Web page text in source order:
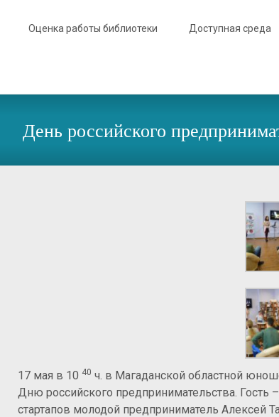
Оценка работы библиотеки Доступная среда
День российского
17 мая в 10 40 ч. в Магаданской областной
Дню российского предпринимательства. Гость
стартапов молодой предприниматель Алексей